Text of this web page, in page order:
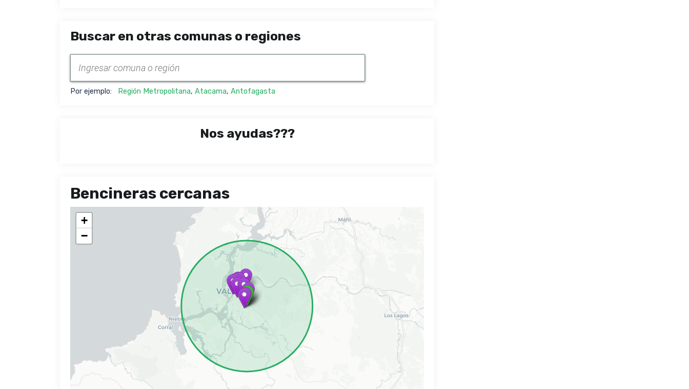
Buscar en otras comunas o regiones
Por ejemplo: Región Metropolitana, Atacama, Antofagasta
Nos ayudas???
Bencineras cercanas
+
−